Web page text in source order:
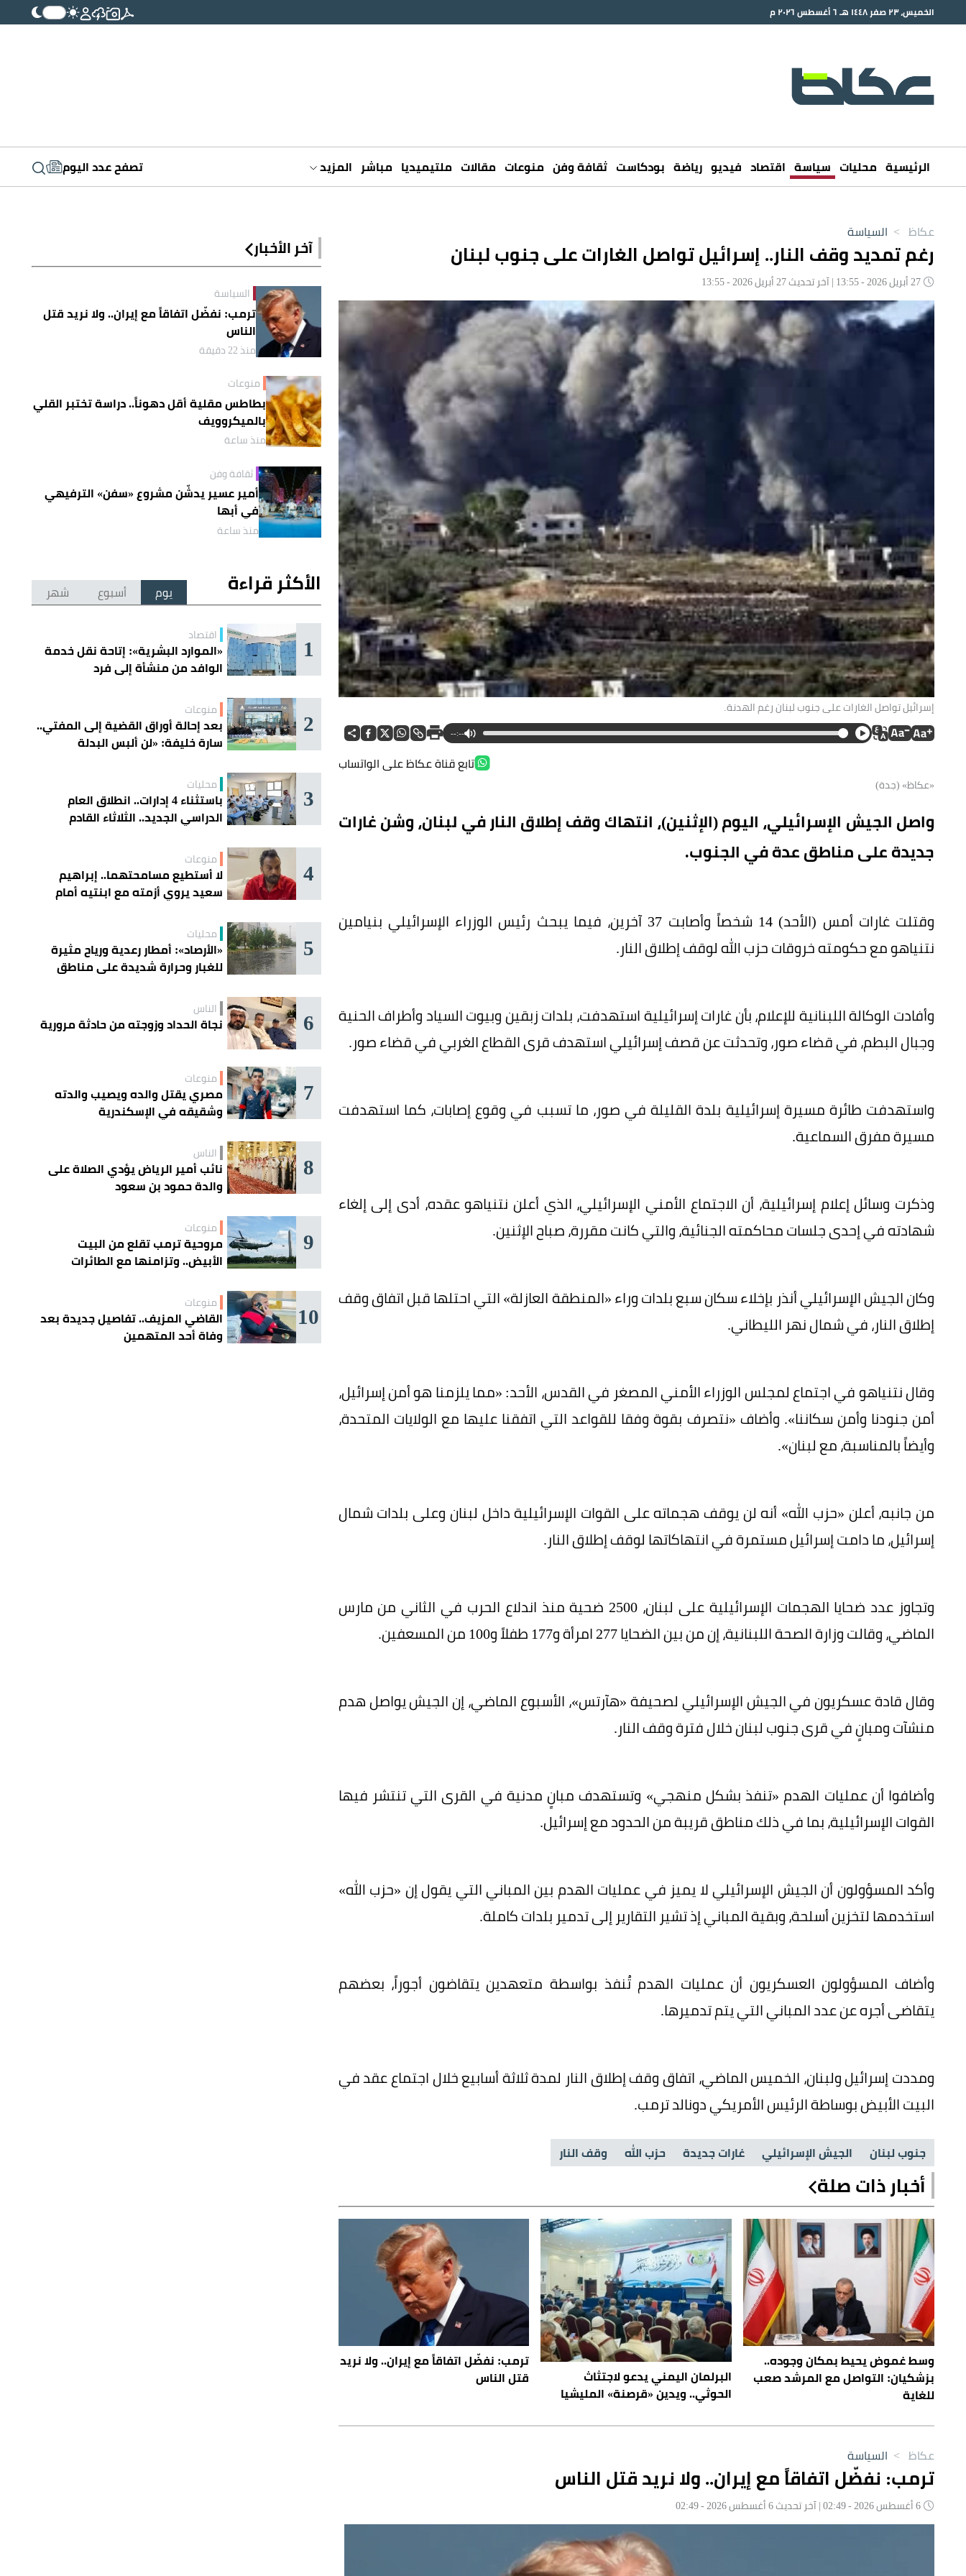
الخميس، ٢٣ صفر ١٤٤٨ هـ ٦ أغسطس ٢٠٢٦ م
الرئيسية محليات سياسة اقتصاد فيديو رياضة بودكاست ثقافة وفن منوعات مقالات ملتيميديا مباشر المزيد تصفح عدد اليوم
عكاظ > السياسة
رغم تمديد وقف النار.. إسرائيل تواصل الغارات على جنوب لبنان
إسرائيل تواصل الغارات على جنوب لبنان رغم الهدنة.
--:--
تابع قناة عكاظ على الواتساب
«عكاظ» (جدة)
واصل الجيش الإسرائيلي، اليوم (الإثنين)، انتهاك وقف إطلاق النار في لبنان، وشن غارات
جديدة على مناطق عدة في الجنوب.
وقتلت غارات أمس (الأحد) 14 شخصاً وأصابت 37 آخرين، فيما يبحث رئيس الوزراء الإسرائيلي بنيامين
نتنياهو مع حكومته خروقات حزب الله لوقف إطلاق النار.
وأفادت الوكالة اللبنانية للإعلام، بأن غارات إسرائيلية استهدفت، بلدات زبقين وبيوت السياد وأطراف الحنية
وجبال البطم، في قضاء صور، وتحدثت عن قصف إسرائيلي استهدف قرى القطاع الغربي في قضاء صور.
واستهدفت طائرة مسيرة إسرائيلية بلدة القليلة في صور، ما تسبب في وقوع إصابات، كما استهدفت
مسيرة مفرق السماعية.
وذكرت وسائل إعلام إسرائيلية، أن الاجتماع الأمني الإسرائيلي، الذي أعلن نتنياهو عقده، أدى إلى إلغاء
شهادته في إحدى جلسات محاكمته الجنائية، والتي كانت مقررة، صباح الإثنين.
وكان الجيش الإسرائيلي أنذر بإخلاء سكان سبع بلدات وراء «المنطقة العازلة» التي احتلها قبل اتفاق وقف
‌إطلاق النار، في شمال نهر الليطاني.
وقال نتنياهو في اجتماع لمجلس الوزراء الأمني المصغر في القدس، الأحد: «مما يلزمنا هو أمن إسرائيل،
أمن جنودنا وأمن سكاننا». وأضاف «نتصرف بقوة وفقا للقواعد التي اتفقنا عليها مع الولايات المتحدة،
وأيضاً بالمناسبة، مع لبنان».
من جانبه، أعلن «حزب الله» أنه لن يوقف هجماته على القوات الإسرائيلية داخل لبنان وعلى بلدات شمال
إسرائيل، ما دامت إسرائيل مستمرة في انتهاكاتها لوقف إطلاق النار.
وتجاوز عدد ضحايا الهجمات الإسرائيلية على لبنان، 2500 ضحية منذ اندلاع الحرب في الثاني من مارس
الماضي، وقالت وزارة الصحة اللبنانية، إن من بين الضحايا 277 امرأة و177 طفلاً و100 من المسعفين.
وقال قادة عسكريون في الجيش الإسرائيلي لصحيفة «هآرتس»، الأسبوع الماضي، إن الجيش يواصل هدم
منشآت ومبانٍ في قرى جنوب لبنان خلال فترة وقف النار.
وأضافوا أن عمليات الهدم «تنفذ بشكل منهجي» وتستهدف مبانٍ مدنية في القرى التي تنتشر فيها
القوات الإسرائيلية، بما في ذلك مناطق قريبة من الحدود مع إسرائيل.
وأكد المسؤولون أن الجيش الإسرائيلي لا يميز في عمليات الهدم بين المباني التي يقول إن «حزب الله»
استخدمها لتخزين أسلحة، وبقية المباني إذ تشير التقارير إلى تدمير بلدات كاملة.
وأضاف المسؤولون العسكريون أن عمليات الهدم تُنفذ بواسطة متعهدين يتقاضون أجوراً، بعضهم
يتقاضى أجره عن عدد المباني التي يتم تدميرها.
ومددت إسرائيل ولبنان، الخميس الماضي، اتفاق وقف إطلاق النار لمدة ثلاثة أسابيع خلال اجتماع عقد في
البيت الأبيض بوساطة الرئيس الأمريكي دونالد ترمب.
جنوب لبنان الجيش الإسرائيلي غارات جديدة حزب الله وقف النار
أخبار ذات صلة
وسط غموض يحيط بمكان وجوده..
بزشكيان: التواصل مع المرشد صعب
للغاية
البرلمان اليمني يدعو لاجتثاث
الحوثي.. ويدين «قرصنة» المليشيا
ترمب: نفضّل اتفاقاً مع إيران.. ولا نريد
قتل الناس
آخر الأخبار
السياسة
ترمب: نفضّل اتفاقاً مع إيران.. ولا نريد قتل
الناس
منذ 22 دقيقة
منوعات
بطاطس مقلية أقل دهوناً.. دراسة تختبر القلي
بالميكروويف
منذ ساعة
ثقافة وفن
أمير عسير يدشّن مشروع «سفن» الترفيهي
في أبها
منذ ساعة
الأكثر قراءة يوم أسبوع شهر
1 اقتصاد
«الموارد البشرية»: إتاحة نقل خدمة
الوافد من منشأة إلى فرد
2 منوعات
بعد إحالة أوراق القضية إلى المفتي..
سارة خليفة: «لن ألبس البدلة
3 محليات
باستثناء 4 إدارات.. انطلاق العام
الدراسي الجديد.. الثلاثاء القادم
4 منوعات
لا أستطيع مسامحتهما.. إبراهيم
سعيد يروي أزمته مع ابنتيه أمام
5 محليات
«الأرصاد»: أمطار رعدية ورياح مثيرة
للغبار وحرارة شديدة على مناطق
6 الناس
نجاة الحداد وزوجته من حادثة مرورية
7 منوعات
مصري يقتل والده ويصيب والدته
وشقيقه في الإسكندرية
8 الناس
نائب أمير الرياض يؤدي الصلاة على
والدة حمود بن سعود
9 منوعات
مروحية ترمب تقلع من البيت
الأبيض.. وتزامنها مع الطائرات
10 منوعات
القاضي المزيف.. تفاصيل جديدة بعد
وفاة أحد المتهمين
عكاظ > السياسة
ترمب: نفضّل اتفاقاً مع إيران.. ولا نريد قتل الناس